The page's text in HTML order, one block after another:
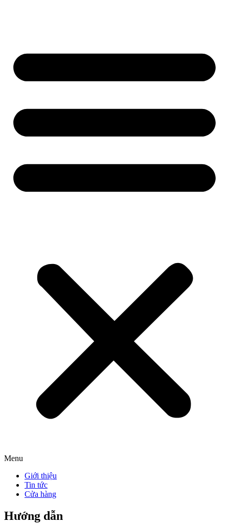
Menu
Giới thiệu
Tin tức
Cửa hàng
Hướng dẫn